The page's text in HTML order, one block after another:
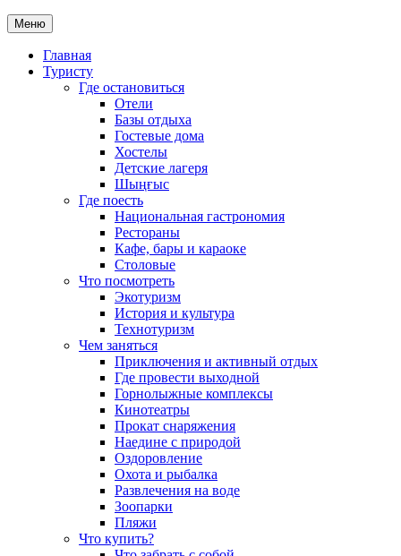
Меню
Главная
Туристу
Где остановиться
Отели
Базы отдыха
Гостевые дома
Хостелы
Детские лагеря
Шыңғыс
Где поесть
Национальная гастрономия
Рестораны
Кафе, бары и караоке
Столовые
Что посмотреть
Экотуризм
История и культура
Технотуризм
Чем заняться
Приключения и активный отдых
Где провести выходной
Горнолыжные комплексы
Кинотеатры
Прокат снаряжения
Наедине с природой
Оздоровление
Охота и рыбалка
Развлечения на воде
Зоопарки
Пляжи
Что купить?